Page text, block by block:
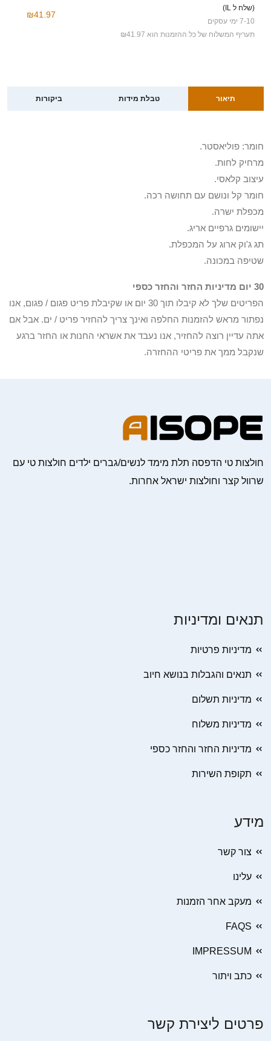
(שלח ל IL)
7-10 ימי עסקים
תעריף המשלוח של כל ההזמנות הוא ₪41.97
₪41.97
תיאור טבלת מידות ביקורות
חומר: פוליאסטר.
מרחיק לחות.
עיצוב קלאסי.
חומר קל ונושם עם תחושה רכה.
מכפלת ישרה.
יישומים גרפיים אריג.
תג ג'וק ארוג על המכפלת.
שטיפה במכונה.
30 יום מדיניות החזר והחזר כספי
הפריטים שלך לא קיבלו תוך 30 יום או שקיבלת פריט פגום / פגום, אנו
נפתור מראש להזמנות החלפה ואינך צריך להחזיר פריט / ים. אבל אם
אתה עדיין רוצה להחזיר, אנו נעבד את אשראי החנות או החזר ברגע
שנקבל ממך את פריטי ההחזרה.
חולצות טי הדפסה תלת מימד לנשים/גברים ילדים חולצות טי עם
שרוול קצר וחולצות ישראל אחרות.
תנאים ומדיניות
מדיניות פרטיות
תנאים והגבלות בנושא חיוב
מדיניות תשלום
מדיניות משלוח
מדיניות החזר והחזר כספי
תקופת השירות
מידע
צור קשר
עלינו
מעקב אחר הזמנות
FAQS
IMPRESSUM
כתב ויתור
פרטים ליצירת קשר